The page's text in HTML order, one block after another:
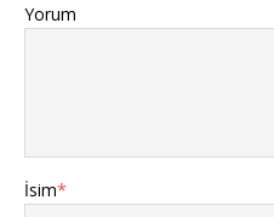
Yorum
İsim*